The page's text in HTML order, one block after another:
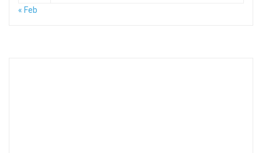
« Feb